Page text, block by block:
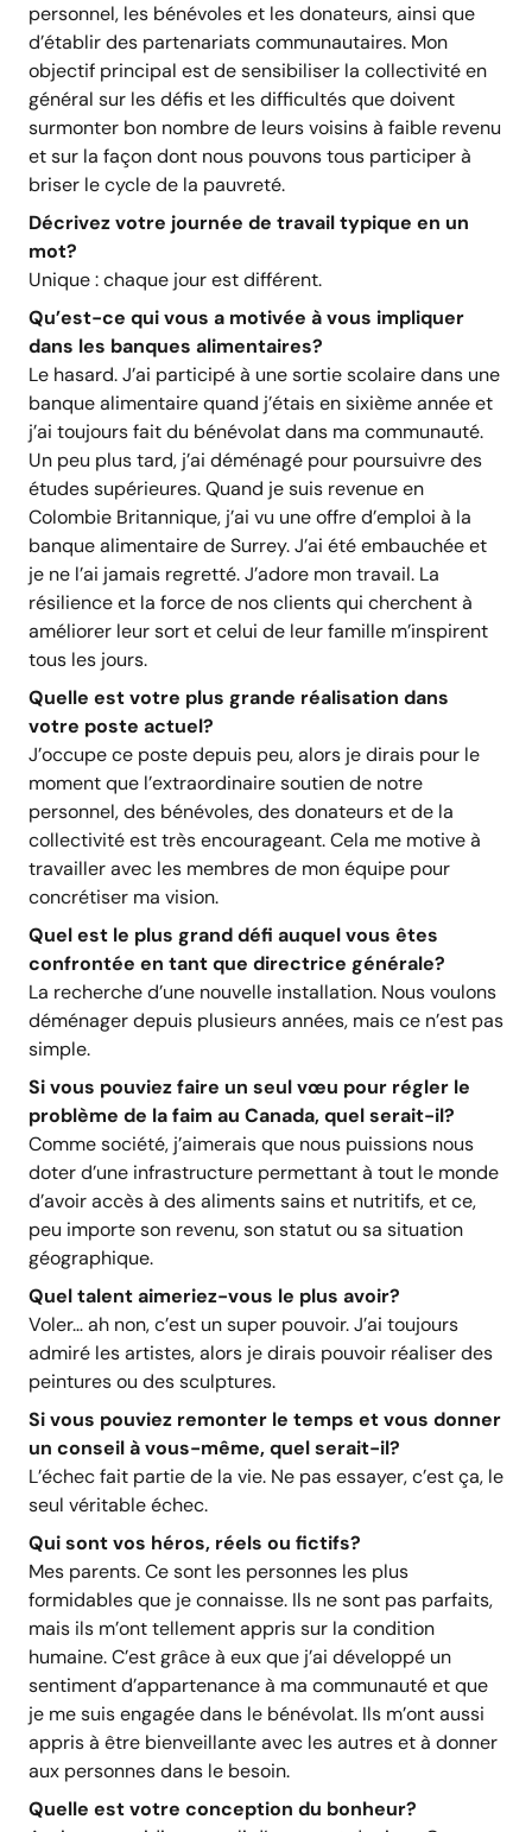
personnel, les bénévoles et les donateurs, ainsi que
d’établir des partenariats communautaires. Mon
objectif principal est de sensibiliser la collectivité en
général sur les défis et les difficultés que doivent
surmonter bon nombre de leurs voisins à faible revenu
et sur la façon dont nous pouvons tous participer à
briser le cycle de la pauvreté.
Décrivez votre journée de travail typique en un
mot?
Unique : chaque jour est différent.
Qu’est-ce qui vous a motivée à vous impliquer
dans les banques alimentaires?
Le hasard. J’ai participé à une sortie scolaire dans une
banque alimentaire quand j’étais en sixième année et
j’ai toujours fait du bénévolat dans ma communauté.
Un peu plus tard, j’ai déménagé pour poursuivre des
études supérieures. Quand je suis revenue en
Colombie Britannique, j’ai vu une offre d’emploi à la
banque alimentaire de Surrey. J’ai été embauchée et
je ne l’ai jamais regretté. J’adore mon travail. La
résilience et la force de nos clients qui cherchent à
améliorer leur sort et celui de leur famille m’inspirent
tous les jours.
Quelle est votre plus grande réalisation dans
votre poste actuel?
J’occupe ce poste depuis peu, alors je dirais pour le
moment que l’extraordinaire soutien de notre
personnel, des bénévoles, des donateurs et de la
collectivité est très encourageant. Cela me motive à
travailler avec les membres de mon équipe pour
concrétiser ma vision.
Quel est le plus grand défi auquel vous êtes
confrontée en tant que directrice générale?
La recherche d’une nouvelle installation. Nous voulons
déménager depuis plusieurs années, mais ce n’est pas
simple.
Si vous pouviez faire un seul vœu pour régler le
problème de la faim au Canada, quel serait-il?
Comme société, j’aimerais que nous puissions nous
doter d’une infrastructure permettant à tout le monde
d’avoir accès à des aliments sains et nutritifs, et ce,
peu importe son revenu, son statut ou sa situation
géographique.
Quel talent aimeriez-vous le plus avoir?
Voler… ah non, c’est un super pouvoir. J’ai toujours
admiré les artistes, alors je dirais pouvoir réaliser des
peintures ou des sculptures.
Si vous pouviez remonter le temps et vous donner
un conseil à vous-même, quel serait-il?
L’échec fait partie de la vie. Ne pas essayer, c’est ça, le
seul véritable échec.
Qui sont vos héros, réels ou fictifs?
Mes parents. Ce sont les personnes les plus
formidables que je connaisse. Ils ne sont pas parfaits,
mais ils m’ont tellement appris sur la condition
humaine. C’est grâce à eux que j’ai développé un
sentiment d’appartenance à ma communauté et que
je me suis engagée dans le bénévolat. Ils m’ont aussi
appris à être bienveillante avec les autres et à donner
aux personnes dans le besoin.
Quelle est votre conception du bonheur?